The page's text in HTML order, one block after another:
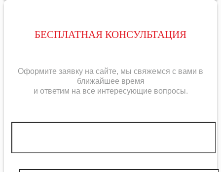
БЕСПЛАТНАЯ КОНСУЛЬТАЦИЯ
Оформите заявку на сайте, мы свяжемся с вами в
ближайшее время
и ответим на все интересующие вопросы.